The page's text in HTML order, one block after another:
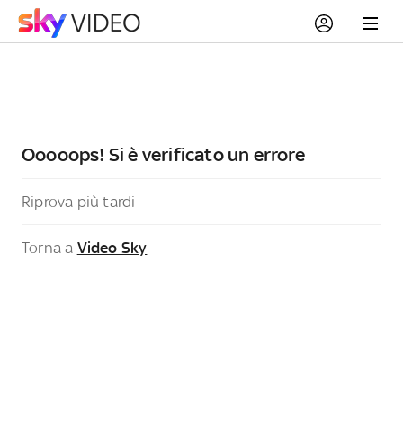
Ooooops! Si è verificato un errore
Riprova più tardi
Torna a Video Sky